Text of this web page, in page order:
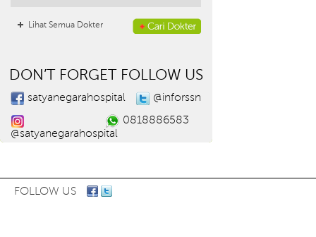
Lihat Semua Dokter
DON’T FORGET FOLLOW US
satyanegarahospital @inforssn
@satyanegarahospital
0818886583
FOLLOW US